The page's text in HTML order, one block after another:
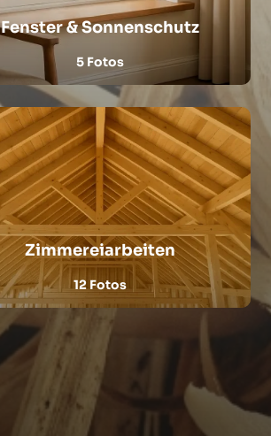
Fenster & Sonnenschutz
5 Fotos
Zimmereiarbeiten
12 Fotos